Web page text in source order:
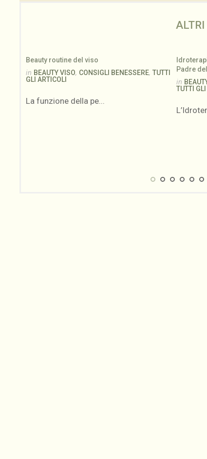
ALTRI
Beauty routine del viso
in BEAUTY VISO, CONSIGLI BENESSERE,TUTTI
GLI ARTICOLI
La funzione della pe...
Padre
in
TUTTI GLI